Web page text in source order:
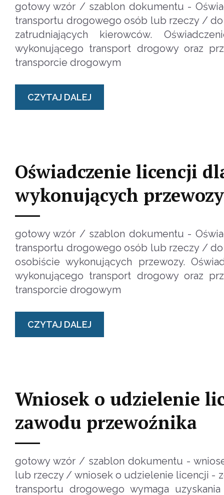
gotowy wzór / szablon dokumentu -
transportu drogowego osób lub rzeczy /
zatrudniających kierowców.
wykonującego transport drogowy oraz
transporcie drogowym
CZYTAJ DALEJ
Oświadczenie licencji
wykonujących przewozy
gotowy wzór / szablon dokumentu -
transportu drogowego osób lub rzeczy /
osobiście wykonujących przewozy.
wykonującego transport drogowy oraz
transporcie drogowym
CZYTAJ DALEJ
Wniosek o udzielenie
zawodu przewoźnika
gotowy wzór / szablon dokumentu -
lub rzeczy / wniosek o udzielenie licencji -
transportu drogowego wymaga